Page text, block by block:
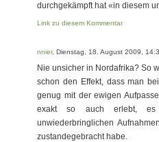
durchgekämpft hat «in diesem
Link zu diesem Kommentar
nnier, Dienstag, 18. August 2009,
Nie unsicher in Nordafrika? So
schon den Effekt, dass man
genug mit der ewigen
exakt so auch erlebt,
unwiederbringlichen
zustandegebracht habe.